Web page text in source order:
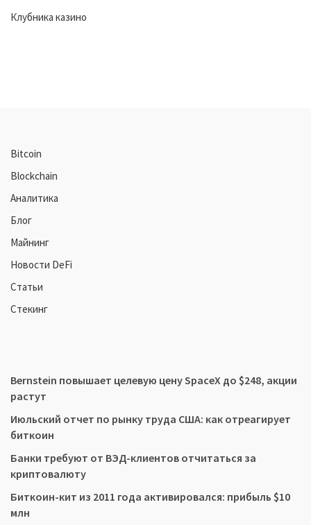
Клубника казино
Bitcoin
Blockchain
Аналитика
Блог
Майнинг
Новости DeFi
Статьи
Стекинг
Bernstein повышает целевую цену SpaceX до $248, акции
растут
Июльский отчет по рынку труда США: как отреагирует
биткоин
Банки требуют от ВЭД-клиентов отчитаться за
криптовалюту
Биткоин-кит из 2011 года активировался: прибыль $10
млн